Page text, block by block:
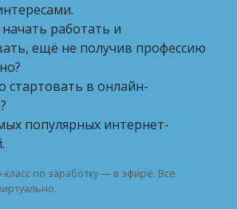
работать и
ещё не получив профессию
стартовать в онлайн-
популярных интернет-
по заработку — в эфире. Все